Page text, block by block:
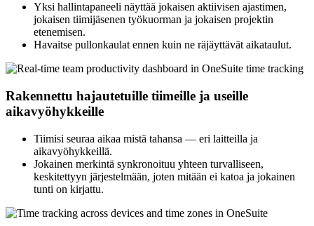
Yksi hallintapaneeli näyttää jokaisen aktiivisen ajastimen,
jokaisen tiimijäsenen työkuorman ja jokaisen projektin
etenemisen.
Havaitse pullonkaulat ennen kuin ne räjäyttävät aikataulut.
Rakennettu hajautetuille tiimeille ja useille
aikavyöhykkeille
Tiimisi seuraa aikaa mistä tahansa — eri laitteilla ja
aikavyöhykkeillä.
Jokainen merkintä synkronoituu yhteen turvalliseen,
keskitettyyn järjestelmään, joten mitään ei katoa ja jokainen
tunti on kirjattu.